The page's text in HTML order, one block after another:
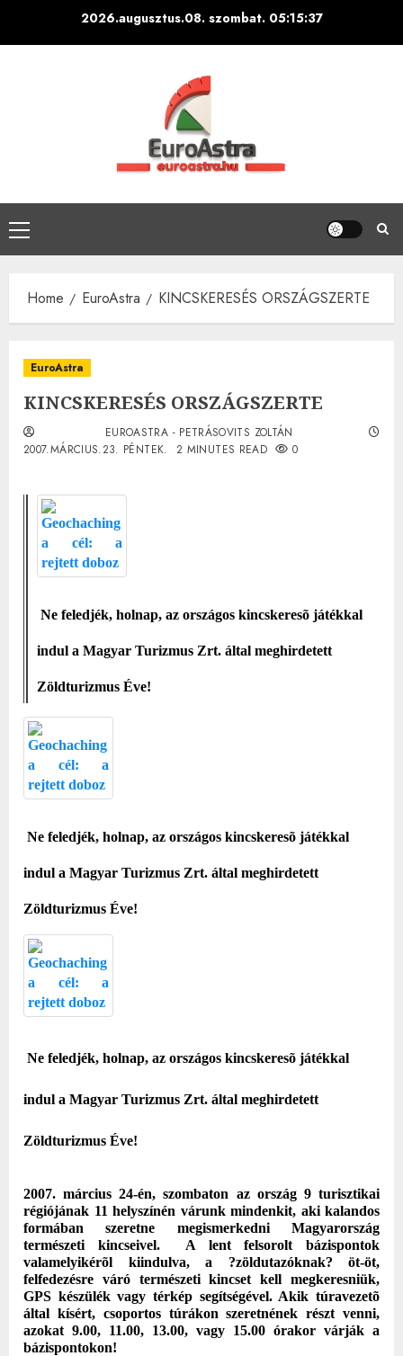
2026.augusztus.08. szombat. 05:15:38
Primary
Menu
Home EuroAstra KINCSKERESÉS ORSZÁGSZERTE
EuroAstra
KINCSKERESÉS ORSZÁGSZERTE
EUROASTRA - PETRÁSOVITS ZOLTÁN
2007.MÁRCIUS.23. PÉNTEK.
2 MINUTES READ 0
Ne feledjék, holnap, az országos kincskeresõ játékkal
indul a Magyar Turizmus Zrt. által meghirdetett
Zöldturizmus Éve!
Ne feledjék, holnap, az országos kincskeresõ játékkal
indul a Magyar Turizmus Zrt. által meghirdetett
Zöldturizmus Éve!
Ne feledjék, holnap, az országos kincskeresõ játékkal
indul a Magyar Turizmus Zrt. által meghirdetett
Zöldturizmus Éve!
2007. március 24-én, szombaton az ország 9 turisztikai
régiójának 11 helyszínén várunk mindenkit, aki kalandos
formában szeretne megismerkedni Magyarország
természeti kincseivel.
A lent felsorolt bázispontok
valamelyikérõl kiindulva, a ?zöldutazóknak? öt-öt,
felfedezésre váró természeti kincset kell megkeresniük,
GPS készülék vagy térkép segítségével. Akik túravezetõ
által kísért, csoportos túrákon szeretnének részt venni,
azokat 9.00, 11.00, 13.00, vagy 15.00 órakor várják a
bázispontokon!